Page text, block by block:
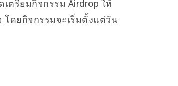
ตรียมกิจกรรม Airdrop ให้
โดยกิจกรรมจะเริ่มตั้งแต่วัน